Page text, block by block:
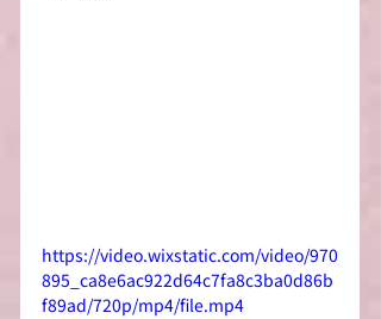
https://video.wixstatic.com/video/970
895_ca8e6ac922d64c7fa8c3ba0d86b
f89ad/720p/mp4/file.mp4